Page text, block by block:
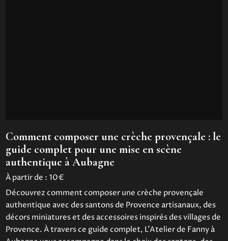
Comment composer une crèche provençale : le
guide complet pour une mise en scène
authentique à Aubagne
À partir de :10€
Découvrez comment composer une crèche provençale
authentique avec des santons de Provence artisanaux, des
décors miniatures et des accessoires inspirés des villages de
Provence. À travers ce guide complet, L’Atelier de Fanny à